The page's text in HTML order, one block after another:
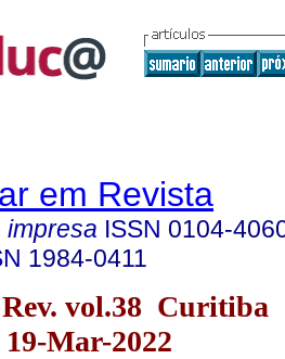
em Revista
impresa ISSN 0104-
1984-0411
vol.38 Curitiba
Mar-2022